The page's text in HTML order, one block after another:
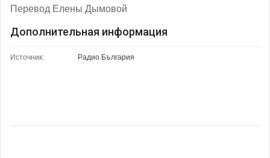
Перевод Елены Дымовой
Дополнительная информация
Источник: Радио България